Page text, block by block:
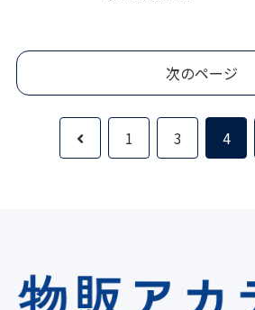
まとめて整理します。
次のページ
前
1 3 4